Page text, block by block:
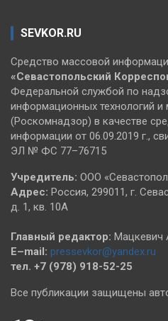
SEVKOR.RU
Средство массовой
«Севастопольский
Федеральной службой по
информационных технологий
(Роскомнадзор) в качестве
информации от 06.09.2019 г.,
ЭЛ № ФС 77–76715
Учредитель: ООО
Адрес: Россия, 299011, г.
д. 1, кв. 10А
Главный редактор: Мацкевич
E–mail: pressevkor@yandex.ru
тел. +7 (978) 918-52-25
Все публикации защищены